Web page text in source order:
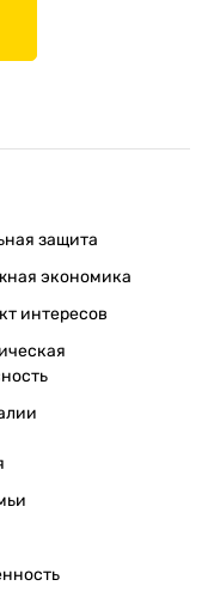
защита
экономика
интересов